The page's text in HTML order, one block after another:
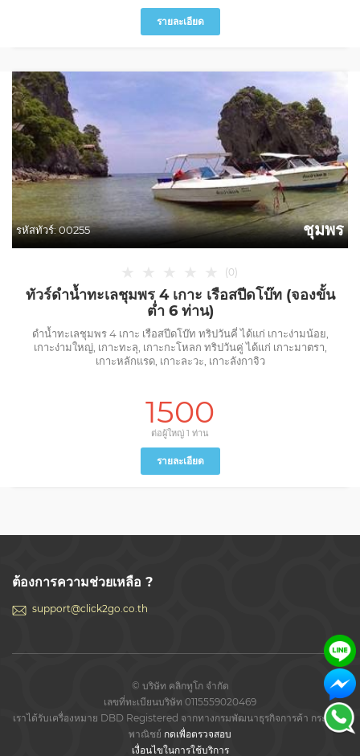
รายละเอียด
รหัสทัวร์:00255 ชุมพร
(0)
ทัวร์ดำน้ำทะเลชุมพร 4 เกาะ เรือสปีดโบ๊ท (จองขั้น
ต่ำ 6 ท่าน)
ดำน้ำทะเลชุมพร 4 เกาะ เรือสปีดโบ๊ท ทริปวันคี่ ได้แก่ เกาะง่ามน้อย,
เกาะง่ามใหญ่, เกาะทะลุ, เกาะกะโหลก ทริปวันคู่ ได้แก่ เกาะมาตรา,
เกาะหลักแรด, เกาะละวะ, เกาะลังกาจิว
1500
ต่อผู้ใหญ่ 1 ท่าน
รายละเอียด
ต้องการความช่วยเหลือ ?
support@click2go.co.th
© บริษัท คลิกทูโก จำกัด
เลขที่ทะเบียนบริษัท 0115559020469
เราได้รับเครื่องหมาย DBD Registered จากทางกรมพัฒนาธุรกิจการค้า กระทรวง
พาณิชย์ กดเพื่อตรวจสอบ
เงื่อนไขในการใช้บริการ